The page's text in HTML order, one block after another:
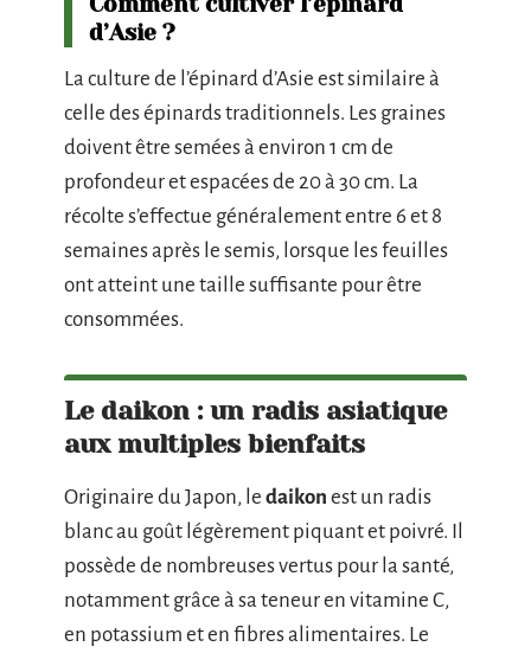
d’Asie ?
La culture de l’épinard d’Asie est similaire à
celle des épinards traditionnels. Les graines
doivent être semées à environ 1 cm de
profondeur et espacées de 20 à 30 cm. La
récolte s’effectue généralement entre 6 et 8
semaines après le semis, lorsque les feuilles
ont atteint une taille suffisante pour être
consommées.
Le daikon : un radis asiatique
aux multiples bienfaits
Originaire du Japon, le daikon est un radis
blanc au goût légèrement piquant et poivré. Il
possède de nombreuses vertus pour la santé,
notamment grâce à sa teneur en vitamine C,
en potassium et en fibres alimentaires. Le